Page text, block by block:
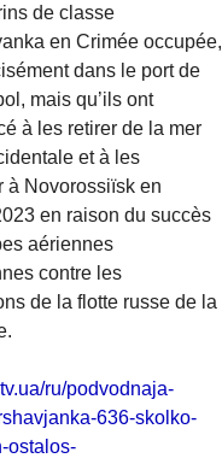
de classe
en Crimée occupée,
dans le port de
mais qu’ils ont
à les retirer de la mer
et à les
à Novorossiïsk en
en raison du succès
aériennes
contre les
de la flotte russe de la
ru/podvodnaja-
636-skolko-
ostalos-